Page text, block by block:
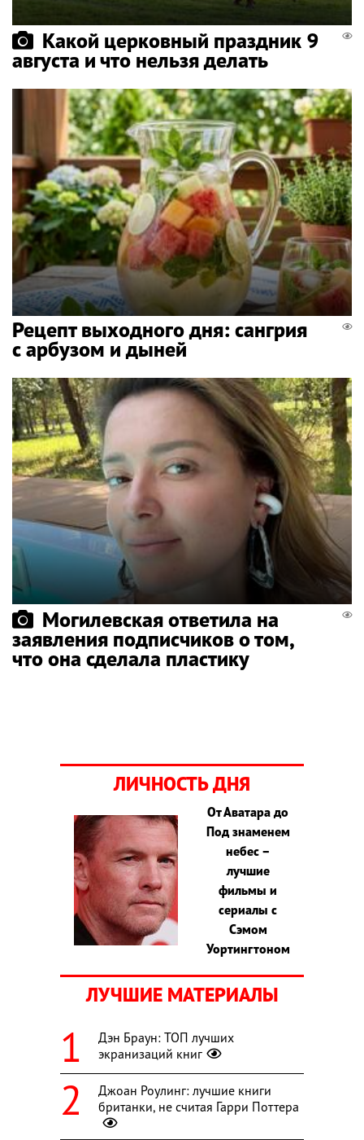
Какой церковный праздник 9
августа и что нельзя делать
Рецепт выходного дня: сангрия
с арбузом и дыней
Могилевская ответила на
заявления подписчиков о том,
что она сделала пластику
ЛИЧНОСТЬ ДНЯ
От Аватара до
Под знаменем
небес –
лучшие
фильмы и
сериалы с
Сэмом
Уортингтоном
ЛУЧШИЕ МАТЕРИАЛЫ
Дэн Браун: ТОП лучших
экранизаций книг
Джоан Роулинг: лучшие книги
британки, не считая Гарри Поттера